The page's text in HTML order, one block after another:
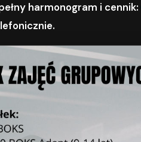
harmonogram i cennik: